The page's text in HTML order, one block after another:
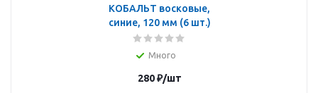
КОБАЛЬТ восковые,
синие, 120 мм (6 шт.)
Много
280₽/шт